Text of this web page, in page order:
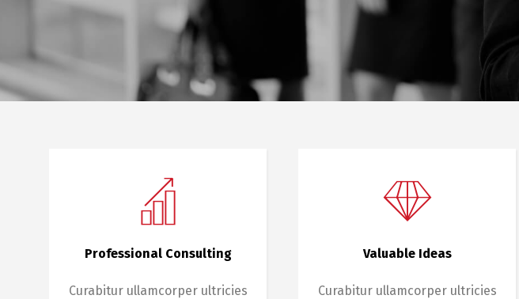
Professional Consulting
Curabitur ullamcorper ultricies
Valuable Ideas
Curabitur ullamcorper ultricies